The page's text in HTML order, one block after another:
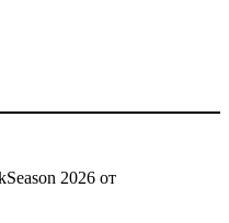
2026 от